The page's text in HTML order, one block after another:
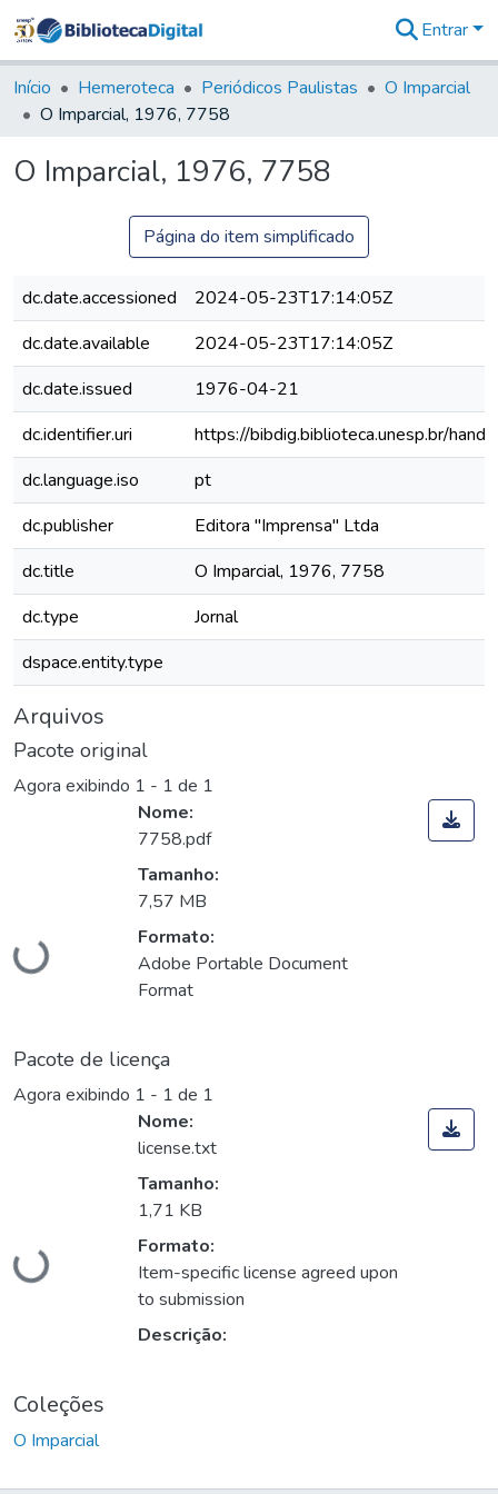
&
Coleções
Tudo na
Digital
Entrar
Início Hemeroteca Periódicos Paulistas
O Imparcial
O Imparcial, 1976, 7758
O Imparcial, 1976, 7758
Página do item simplificado
dc.date.accessioned
2024-05-23T17:14:05Z
dc.date.available
2024-05-23T17:14:05Z
dc.date.issued
1976-04-21
dc.identifier.uri
https://bibdig.biblioteca.unesp.br/
dc.language.iso
pt
dc.publisher
Editora "Imprensa" Ltda
dc.title
O Imparcial, 1976, 7758
dc.type
Jornal
dspace.entity.type
Arquivos
Pacote original
Agora exibindo 1 - 1 de 1
Carregando...
Nome:
7758.pdf
Tamanho:
7,57 MB
Formato:
Adobe Portable Document
Format
Pacote de licença
Agora exibindo 1 - 1 de 1
Carregando...
Nome:
license.txt
Tamanho:
1,71 KB
Formato:
Item-specific license agreed upon
to submission
Descrição:
Coleções
O Imparcial